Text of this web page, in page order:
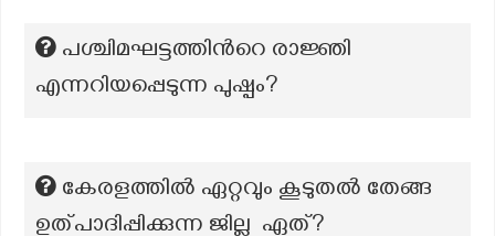
പശ്ചിമഘട്ടത്തിന്‍റെ രാജ്ഞി
എന്നറിയപ്പെടുന്ന പുഷ്പം?
കേരളത്തിൽ ഏറ്റവും കൂടുതൽ തേങ്ങ
ഉത്പാദിപ്പിക്കുന്ന ജില്ല ഏത്?